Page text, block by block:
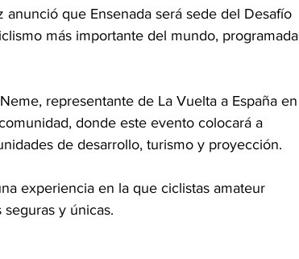
más importante del mundo, programada
representante de La Vuelta a España en
donde este evento colocará a
de desarrollo, turismo y proyección.
experiencia en la que ciclistas amateur
y únicas.